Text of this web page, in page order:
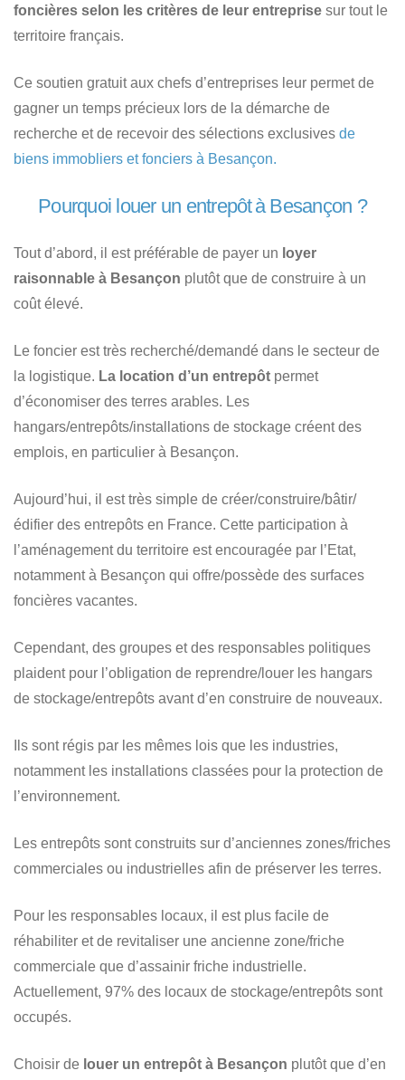
foncières selon les critères de leur entreprise sur tout le
territoire français.
Ce soutien gratuit aux chefs d’entreprises leur permet de
gagner un temps précieux lors de la démarche de
recherche et de recevoir des sélections exclusives de
biens immobliers et fonciers à Besançon.
Pourquoi louer un entrepôt à Besançon ?
Tout d’abord, il est préférable de payer un loyer
raisonnable à Besançon plutôt que de construire à un
coût élevé.
Le foncier est très recherché/demandé dans le secteur de
la logistique. La location d’un entrepôt permet
d’économiser des terres arables. Les
hangars/entrepôts/installations de stockage créent des
emplois, en particulier à Besançon.
Aujourd’hui, il est très simple de créer/construire/bâtir/
édifier des entrepôts en France. Cette participation à
l’aménagement du territoire est encouragée par l’Etat,
notamment à Besançon qui offre/possède des surfaces
foncières vacantes.
Cependant, des groupes et des responsables politiques
plaident pour l’obligation de reprendre/louer les hangars
de stockage/entrepôts avant d’en construire de nouveaux.
Ils sont régis par les mêmes lois que les industries,
notamment les installations classées pour la protection de
l’environnement.
Les entrepôts sont construits sur d’anciennes zones/friches
commerciales ou industrielles afin de préserver les terres.
Pour les responsables locaux, il est plus facile de
réhabiliter et de revitaliser une ancienne zone/friche
commerciale que d’assainir friche industrielle.
Actuellement, 97% des locaux de stockage/entrepôts sont
occupés.
Choisir de louer un entrepôt à Besançon plutôt que d’en